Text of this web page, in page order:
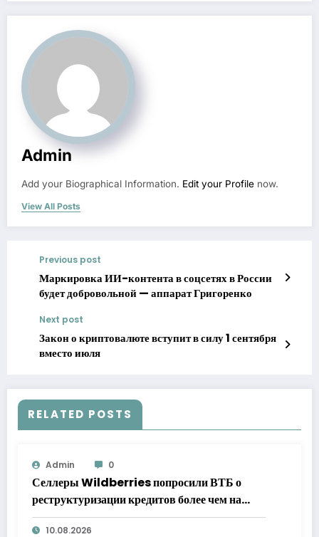
Admin
Add your Biographical Information. Edit your Profile now.
View All Posts
Previous post
Маркировка ИИ-контента в соцсетях в России
будет добровольной — аппарат Григоренко
Next post
Закон о криптовалюте вступит в силу 1 сентября
вместо июля
RELATED POSTS
Admin 0
Селлеры Wildberries попросили ВТБ о
реструктуризации кредитов более чем на
200 млн рублей
10.08.2026